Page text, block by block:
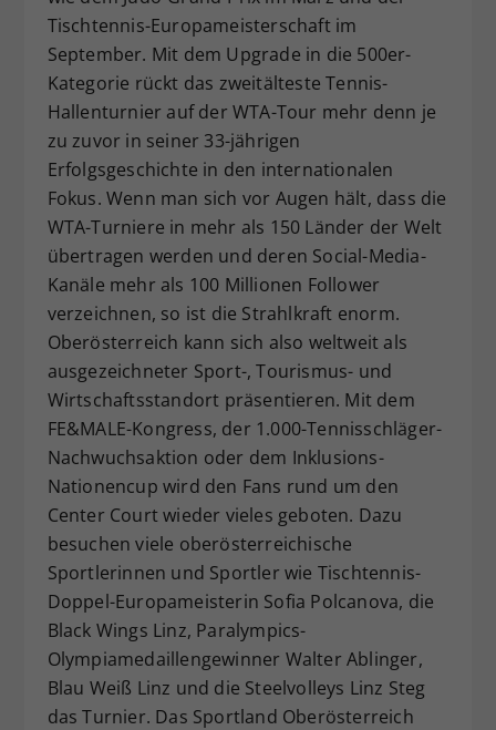
Tischtennis-Europameisterschaft im
September. Mit dem Upgrade in die 500er-
Kategorie rückt das zweitälteste Tennis-
Hallenturnier auf der WTA-Tour mehr denn je
zu zuvor in seiner 33-jährigen
Erfolgsgeschichte in den internationalen
Fokus. Wenn man sich vor Augen hält, dass die
WTA-Turniere in mehr als 150 Länder der Welt
übertragen werden und deren Social-Media-
Kanäle mehr als 100 Millionen Follower
verzeichnen, so ist die Strahlkraft enorm.
Oberösterreich kann sich also weltweit als
ausgezeichneter Sport-, Tourismus- und
Wirtschaftsstandort präsentieren. Mit dem
FE&MALE-Kongress, der 1.000-Tennisschläger-
Nachwuchsaktion oder dem Inklusions-
Nationencup wird den Fans rund um den
Center Court wieder vieles geboten. Dazu
besuchen viele oberösterreichische
Sportlerinnen und Sportler wie Tischtennis-
Doppel-Europameisterin Sofia Polcanova, die
Black Wings Linz, Paralympics-
Olympiamedaillengewinner Walter Ablinger,
Blau Weiß Linz und die Steelvolleys Linz Steg
das Turnier. Das Sportland Oberösterreich